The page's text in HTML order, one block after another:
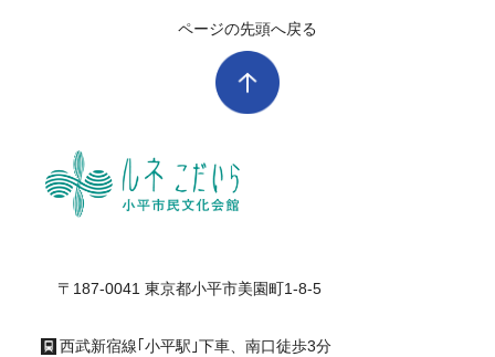
ページの先頭へ戻る
〒187-0041 東京都小平市美園町1-8-5
西武新宿線｢小平駅｣下車、南口徒歩3分